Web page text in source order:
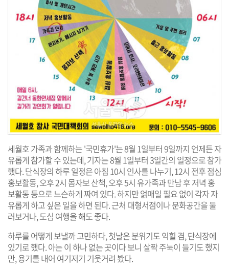
세월호 가족과 함께하는 '국민휴가'는 8월 1일부터 9일까지 언제든 자
유롭게 참가할 수 있는데, 기자는 8월 1일부터 3일간의 일정으로 참가
했다. 단식장의 하루 일정은 아침 10시 인사를 나누기, 12시 전후 점심
홍보활동, 오후 2시 몸자보 산책, 오후 5시 유가족과 만남 후 저녁 홍
보활동 등으로 느슨하게 짜여 있다. 하지만 얽매일 필요 없이 각자 자
유롭게 하고 싶은 일을 하면 된다. 근처 대형서점이나 문화공간을 둘
러보거나, 도심 여행을 해도 좋다.
하루를 어떻게 보낼까 고민하다, 첫날은 분위기도 익힐 겸, 단식장에
있기로 했다. 아는 이 하나 없는 곳이다 보니 살짝 주눅이 들기도 했지
만, 용기를 내어 여기저기 기웃거려 봤다.